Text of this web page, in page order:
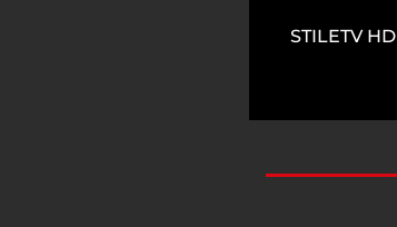
STILETV